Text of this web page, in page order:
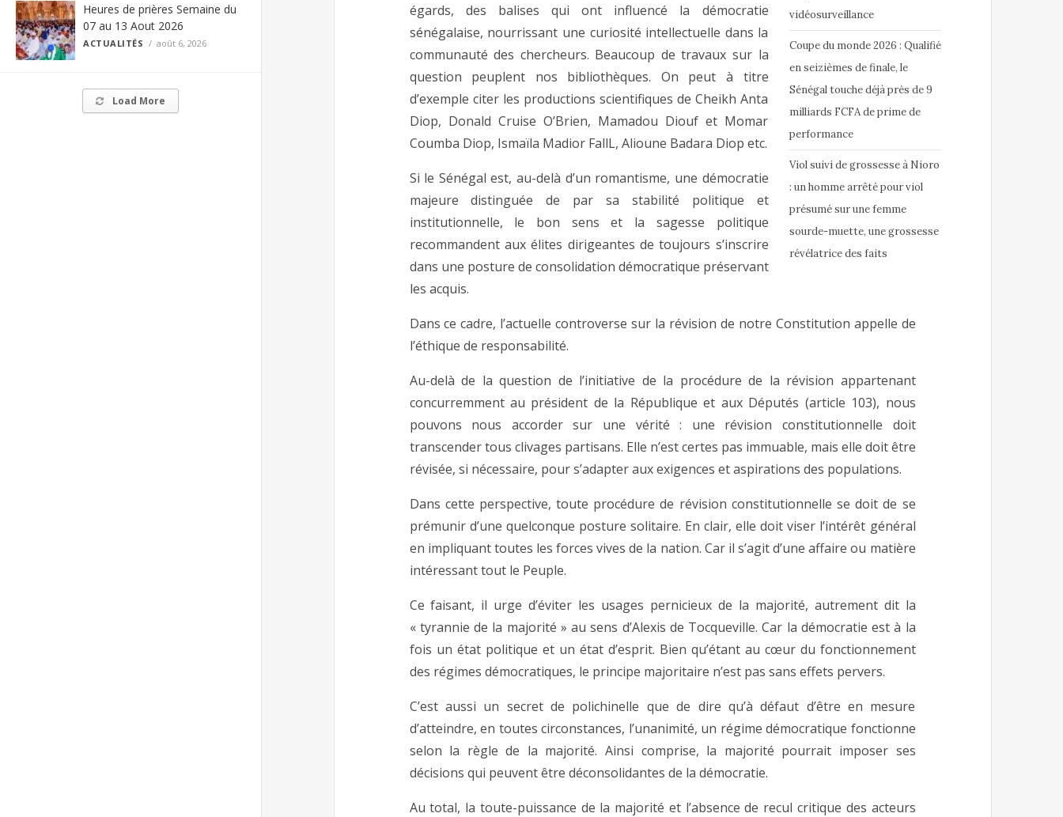
Heures de prières Semaine du
07 au 13 Aout 2026
ACTUALITÉS août 6, 2026
Load More
vidéosurveillance
Coupe du monde 2026 : Qualifié
en seizièmes de finale, le
Sénégal touche déjà près de 9
milliards FCFA de prime de
performance
Viol suivi de grossesse à Nioro
: un homme arrêté pour viol
présumé sur une femme
sourde-muette, une grossesse
révélatrice des faits
égards, des balises qui ont influencé la démocratie
sénégalaise, nourrissant une curiosité intellectuelle dans la
communauté des chercheurs. Beaucoup de travaux sur la
question peuplent nos bibliothèques. On peut à titre
d’exemple citer les productions scientifiques de Cheikh Anta
Diop, Donald Cruise O’Brien, Mamadou Diouf et Momar
Coumba Diop, Ismaïla Madior FallL, Alioune Badara Diop etc.
Si le Sénégal est, au-delà d’un romantisme, une démocratie
majeure distinguée de par sa stabilité politique et
institutionnelle, le bon sens et la sagesse politique
recommandent aux élites dirigeantes de toujours s’inscrire
dans une posture de consolidation démocratique préservant
les acquis.
Dans ce cadre, l’actuelle controverse sur la révision de notre Constitution appelle de
l’éthique de responsabilité.
Au-delà de la question de l’initiative de la procédure de la révision appartenant
concurremment au président de la République et aux Députés (article 103), nous
pouvons nous accorder sur une vérité : une révision constitutionnelle doit
transcender tous clivages partisans. Elle n’est certes pas immuable, mais elle doit être
révisée, si nécessaire, pour s’adapter aux exigences et aspirations des populations.
Dans cette perspective, toute procédure de révision constitutionnelle se doit de se
prémunir d’une quelconque posture solitaire. En clair, elle doit viser l’intérêt général
en impliquant toutes les forces vives de la nation. Car il s’agit d’une affaire ou matière
intéressant tout le Peuple.
Ce faisant, il urge d’éviter les usages pernicieux de la majorité, autrement dit la
« tyrannie de la majorité » au sens d’Alexis de Tocqueville. Car la démocratie est à la
fois un état politique et un état d’esprit. Bien qu’étant au cœur du fonctionnement
des régimes démocratiques, le principe majoritaire n’est pas sans effets pervers.
C’est aussi un secret de polichinelle que de dire qu’à défaut d’être en mesure
d’atteindre, en toutes circonstances, l’unanimité, un régime démocratique fonctionne
selon la règle de la majorité. Ainsi comprise, la majorité pourrait imposer ses
décisions qui peuvent être déconsolidantes de la démocratie.
Au total, la toute-puissance de la majorité et l’absence de recul critique des acteurs